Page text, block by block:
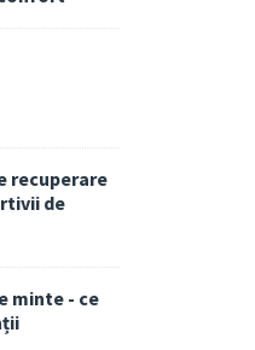
recuperare
de
minte - ce